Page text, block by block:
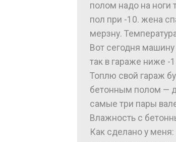
полом надо на ноги
пол при -10. жена
мерзну.
Вот сегодня машину
так в гараже ниже -
Топлю свой гараж
бетонным полом —
самые три пары
Влажность с
Как сделано у